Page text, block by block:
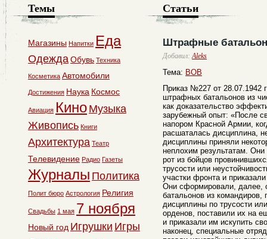
Статьи
Штрафные
Добавил:Aleks
Тема: ВОВ
Приказ №227 от 28.07.1942
штрафных батальонов из
как доказательство
зарубежный опыт: «После
напором Красной Армии,
расшаталась дисциплина,
дисциплины приняли
неплохим результатам.
рот из бойцов
трусости или
участки фронта и
Они сформировали, далее,
батальонов из
дисциплины по трусости
орденов, поставили их на
и приказали им искупить
наконец, специальные
Темы
Магазины Напитки Еда
ОдеждаОбувь Техника
Косметика Автомобили
Достижения Наука Космос
Авиация Кино Музыка
Живопись Книги
Архитектура Театр
Телевидение Радио Газеты
Журналы Политика
Полит бюро Астрология Религия
Свадьбы 1 мая 7 ноября
Новый год Игрушки Игры